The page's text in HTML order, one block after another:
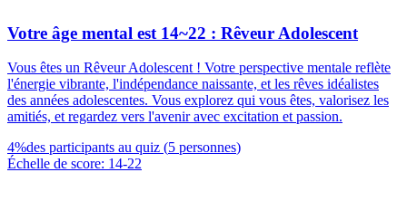
Votre âge mental est 14~22 : Rêveur Adolescent
Vous êtes un Rêveur Adolescent ! Votre perspective mentale reflète
l'énergie vibrante, l'indépendance naissante, et les rêves idéalistes
des années adolescentes. Vous explorez qui vous êtes, valorisez les
amitiés, et regardez vers l'avenir avec excitation et passion.
4%des participants au quiz (5 personnes)
Échelle de score: 14-22